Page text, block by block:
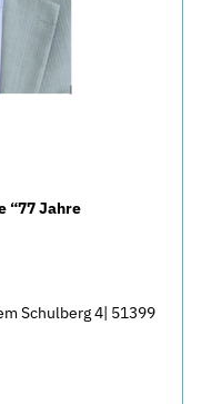
“77 Jahre
Schulberg 4| 51399